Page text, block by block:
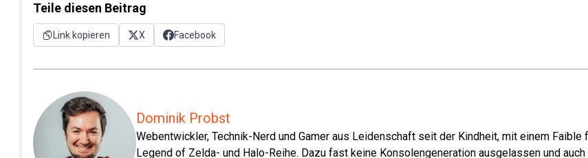
Teile diesen Beitrag
Link kopieren X Facebook
Dominik Probst
Webentwickler, Technik-Nerd und Gamer aus Leidenschaft seit der Kindheit, mit einem
Legend of Zelda- und Halo-Reihe. Dazu fast keine Konsolengeneration ausgelassen und